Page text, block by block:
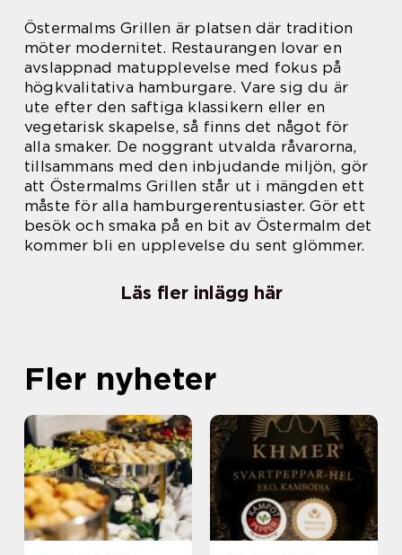
Östermalms Grillen är platsen där tradition
möter modernitet. Restaurangen lovar en
avslappnad matupplevelse med fokus på
högkvalitativa hamburgare. Vare sig du är
ute efter den saftiga klassikern eller en
vegetarisk skapelse, så finns det något för
alla smaker. De noggrant utvalda råvarorna,
tillsammans med den inbjudande miljön, gör
att Östermalms Grillen står ut i mängden ett
måste för alla hamburgerentusiaster. Gör ett
besök och smaka på en bit av Östermalm det
kommer bli en upplevelse du sent glömmer.
Läs fler inlägg här
Fler nyheter